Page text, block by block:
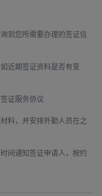
到您所需要办理的签证信
近期签证资料是否有变
证服务协议
料，并安排外勤人员在之
间通知签证申请人，按约